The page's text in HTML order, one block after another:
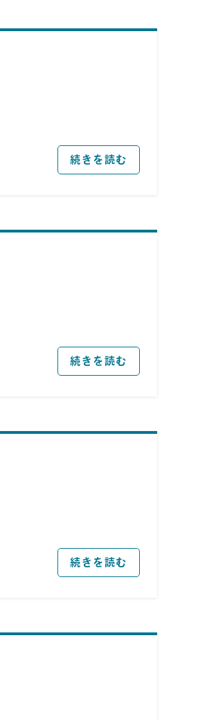
続きを読む
続きを読む
続きを読む